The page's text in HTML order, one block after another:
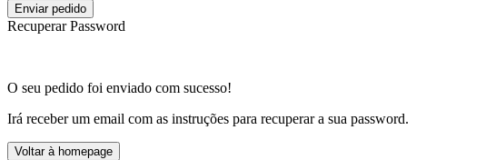
Enviar pedido
Recuperar Password
O seu pedido foi enviado com sucesso!
Irá receber um email com as instruções para recuperar a sua password.
Voltar à homepage